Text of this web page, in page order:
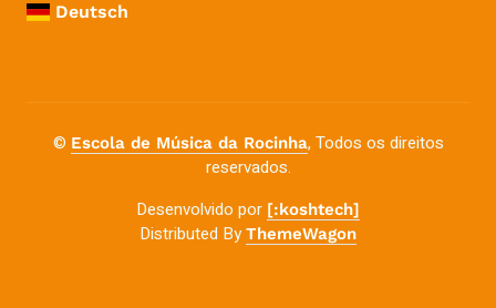
Deutsch
© Escola de Música da Rocinha, Todos os direitos
reservados.
Desenvolvido por [:koshtech]
Distributed ByThemeWagon